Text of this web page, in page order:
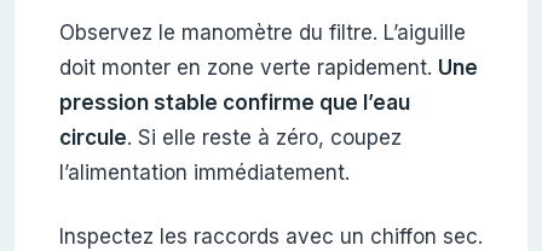
Observez le manomètre du filtre. L’aiguille
doit monter en zone verte rapidement. Une
pression stable confirme que l’eau
circule. Si elle reste à zéro, coupez
l’alimentation immédiatement.
Inspectez les raccords avec un chiffon sec.